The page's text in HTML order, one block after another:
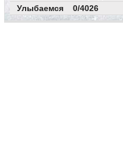
Улыбаемся 0/4026